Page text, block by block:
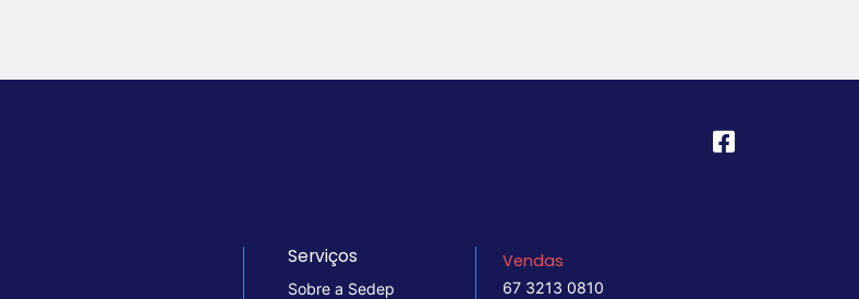
Serviços
Sobre a Sedep
Vendas
67 3213 0810